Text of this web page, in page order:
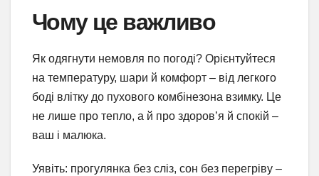
Чому це важливо
Як одягнути немовля по погоді? Орієнтуйтеся
на температуру, шари й комфорт – від легкого
боді влітку до пухового комбінезона взимку. Це
не лише про тепло, а й про здоров’я й спокій –
ваш і малюка.
Уявіть: прогулянка без сліз, сон без перегріву –